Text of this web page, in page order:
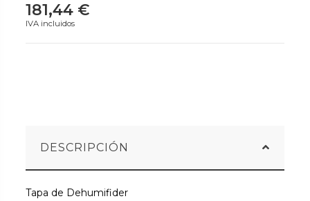
181,44 €
IVA incluidos
DESCRIPCIÓN
Tapa de Dehumifider